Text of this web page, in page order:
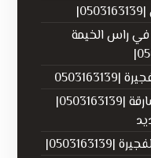
راس الخيمة
تركيب قرميد حديد في الشارقة |0503163139|